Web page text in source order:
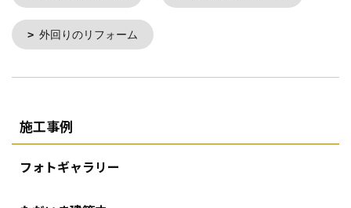
外回りのリフォーム
施工事例
フォトギャラリー